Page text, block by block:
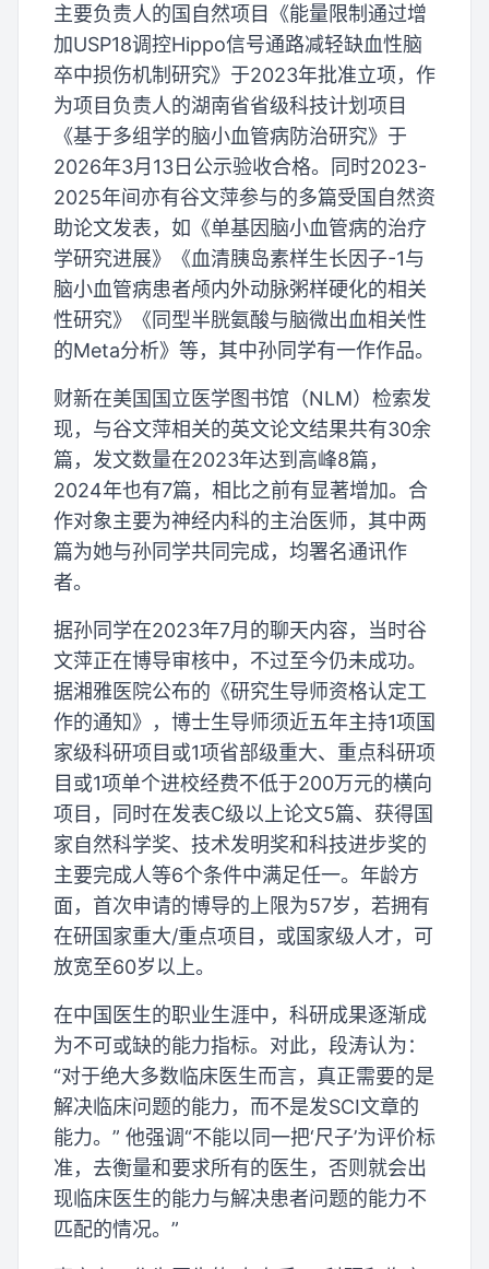
主要负责人的国自然项目《能量限制通过增
加USP18调控Hippo信号通路减轻缺血性脑
卒中损伤机制研究》于2023年批准立项，作
为项目负责人的湖南省省级科技计划项目
《基于多组学的脑小血管病防治研究》于
2026年3月13日公示验收合格。同时2023-
2025年间亦有谷文萍参与的多篇受国自然资
助论文发表，如《单基因脑小血管病的治疗
学研究进展》《血清胰岛素样生长因子-1与
脑小血管病患者颅内外动脉粥样硬化的相关
性研究》《同型半胱氨酸与脑微出血相关性
的Meta分析》等，其中孙同学有一作作品。
财新在美国国立医学图书馆（NLM）检索发
现，与谷文萍相关的英文论文结果共有30余
篇，发文数量在2023年达到高峰8篇，
2024年也有7篇，相比之前有显著增加。合
作对象主要为神经内科的主治医师，其中两
篇为她与孙同学共同完成，均署名通讯作
者。
据孙同学在2023年7月的聊天内容，当时谷
文萍正在博导审核中，不过至今仍未成功。
据湘雅医院公布的《研究生导师资格认定工
作的通知》，博士生导师须近五年主持1项国
家级科研项目或1项省部级重大、重点科研项
目或1项单个进校经费不低于200万元的横向
项目，同时在发表C级以上论文5篇、获得国
家自然科学奖、技术发明奖和科技进步奖的
主要完成人等6个条件中满足任一。年龄方
面，首次申请的博导的上限为57岁，若拥有
在研国家重大/重点项目，或国家级人才，可
放宽至60岁以上。
在中国医生的职业生涯中，科研成果逐渐成
为不可或缺的能力指标。对此，段涛认为：
“对于绝大多数临床医生而言，真正需要的是
解决临床问题的能力，而不是发SCI文章的
能力。” 他强调“不能以同一把‘尺子’为评价标
准，去衡量和要求所有的医生，否则就会出
现临床医生的能力与解决患者问题的能力不
匹配的情况。”